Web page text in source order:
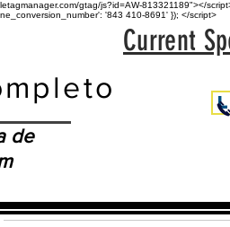
gtag/js?id=AW-813321189"></
'843 410-8691' }); </script>
de
Current